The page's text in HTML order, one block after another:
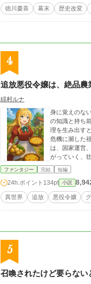
かしたいだけだ」 史実では最後の将軍となった男が、 五歳から幕末をやり直す。 幕府滅亡
薩長にも、 内戦にも負けない国を作るために。 これは未来を知る大学教授が、面倒くさすぎる幕末の怪物たちと喧
徳川慶喜 幕末 歴史改変
4
追放悪役令嬢は、絶品
緋村ルナ
身に覚えのな
の知識と持ち
理を生み出す
危機に瀕した
は、国家運営
がっていく、
ファンタジー 完結 短編
24h.ポイント 134pt 小説
異世界 追放 悪役令嬢
5
召喚されたけど要らない